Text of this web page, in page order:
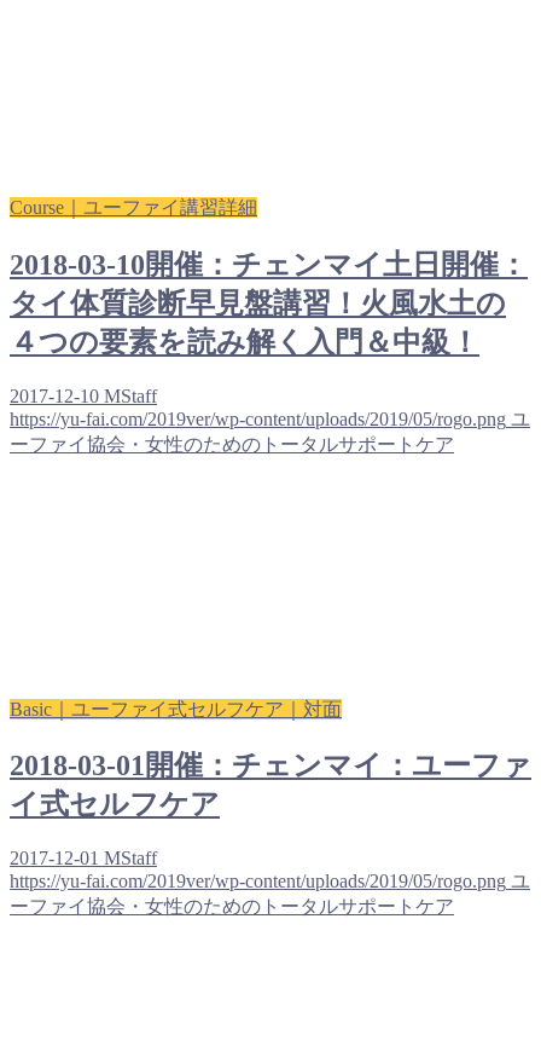
Course｜ユーファイ講習詳細
2018-03-10開催：チェンマイ土日開催：
タイ体質診断早見盤講習！火風水土の
４つの要素を読み解く入門＆中級！
2017-12-10 MStaff
https://yu-fai.com/2019ver/wp-content/uploads/2019/05/rogo.png ユ
ーファイ協会・女性のためのトータルサポートケア
Basic｜ユーファイ式セルフケア｜対面
2018-03-01開催：チェンマイ：ユーファ
イ式セルフケア
2017-12-01 MStaff
https://yu-fai.com/2019ver/wp-content/uploads/2019/05/rogo.png ユ
ーファイ協会・女性のためのトータルサポートケア